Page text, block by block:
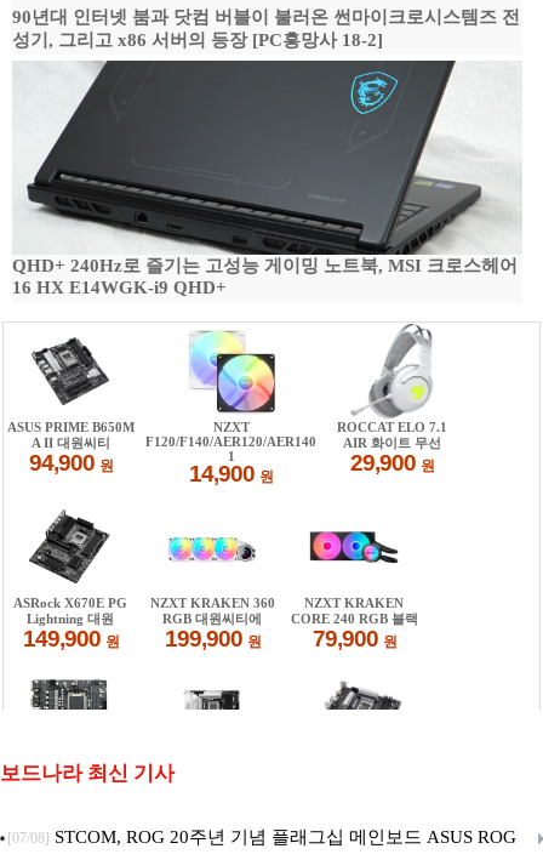
90년대 인터넷 붐과 닷컴 버블이 불러온 썬마이크로시스템즈 전
성기, 그리고 x86 서버의 등장 [PC흥망사 18-2]
QHD+ 240Hz로 즐기는 고성능 게이밍 노트북, MSI 크로스헤어
16 HX E14WGK-i9 QHD+
보드나라 최신 기사
[07/08] STCOM, ROG 20주년 기념 플래그십 메인보드 ASUS ROG